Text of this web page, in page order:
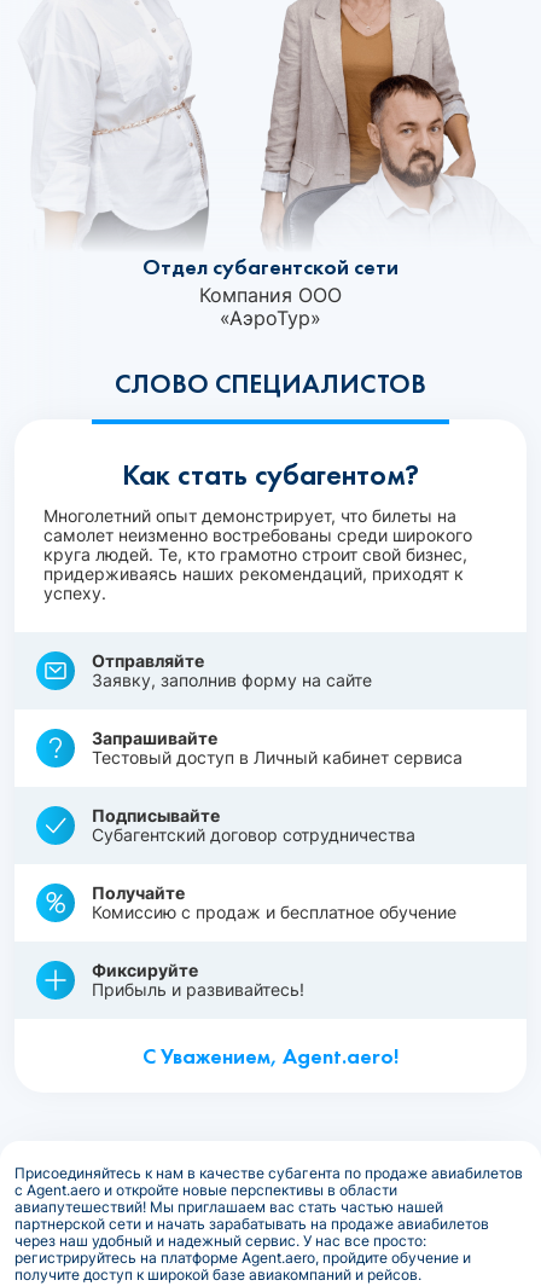
СЛОВО СПЕЦИАЛИСТОВ
Отдел субагентской сети
Компания ООО
«АэроТур»‎
Как стать субагентом?
Многолетний опыт демонстрирует, что билеты на
самолет неизменно востребованы среди широкого
круга людей. Те, кто грамотно строит свой бизнес,
придерживаясь наших рекомендаций, приходят к
успеху.
Отправляйте
Заявку, заполнив форму на сайте
Запрашивайте
Тестовый доступ в Личный кабинет сервиса
Подписывайте
Субагентский договор сотрудничества
Получайте
Комиссию с продаж и бесплатное обучение
Фиксируйте
Прибыль и развивайтесь!
С Уважением, Agent.aero!
Присоединяйтесь к нам в качестве субагента по продаже авиабилетов
с Agent.aero и откройте новые перспективы в области
авиапутешествий! Мы приглашаем вас стать частью нашей
партнерской сети и начать зарабатывать на продаже авиабилетов
через наш удобный и надежный сервис. У нас все просто:
регистрируйтесь на платформе Agent.aero, пройдите обучение и
получите доступ к широкой базе авиакомпаний и рейсов.